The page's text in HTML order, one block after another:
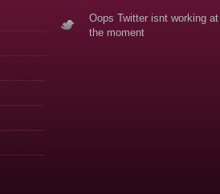
Oops Twitter isnt working at
the moment